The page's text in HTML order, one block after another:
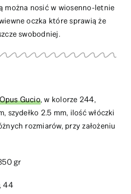
można nosić w wiosenno-letnie
oczka które sprawią że
swobodniej.
Gucio, w kolorze 244,
szydełko 2.5 mm, ilość włóczki
rozmiarów, przy założeniu
gr
44